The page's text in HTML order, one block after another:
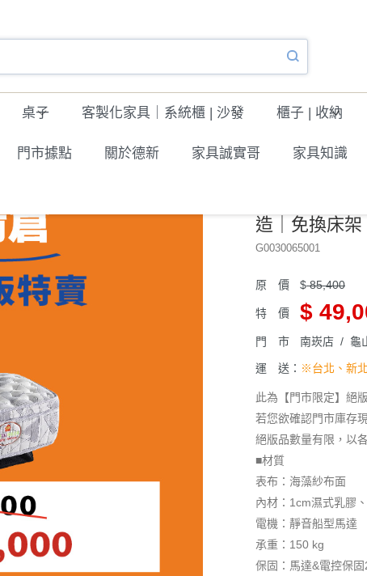
桌子 客製化家具｜系統櫃 | 沙發 櫃子 | 收納
門市據點 關於德新 家具誠實哥 家具知識
製造｜免換床架｜4段關節調節｜德新床墊
愛莎尼亞獨
造｜免換床
G0030065001
原 價 $85,400
特 價 $
門 市 南崁店 / 龜
運 送： ※台北、新
此為【門市限定】絕
若您欲確認門市庫存
絕版品數量有限，以
■材質
表布：海藻紗布面
內材：1cm濕式乳膠
電機：靜音船型馬達
承重：150 kg
保固：馬達&電控保